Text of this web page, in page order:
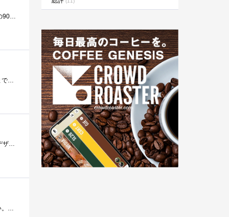
なんだかんだで長く乗ってるアテンザ君。気付けば20年前の車と決して新しい車ではないのだが、自分的にはもう少し前の90年代の車が好み。なの�...
我がジムニー、運転席側のパワーウィンドウが動かなくなりました。というかなっていました、かれこれ半年以上そのままでしたｗ 一度開くと�...
なんかつい手を出してしまったユーノスコスモとかいう90年代初頭カー。内装は現行車と言われても違和感の無いようなデザイン（前ユーザーが木...
コスモ、古いのでミラーの周囲が黒ずんでいてすぐに実用的に問題出るレベルではないがあまり見栄えがいいものではない。実は家族のミラジー�...